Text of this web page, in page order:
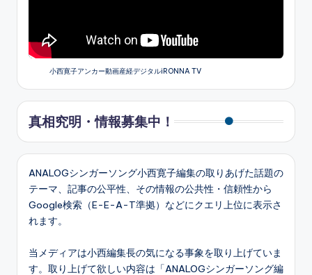
小西寛子アンカー動画産経デジタルiRONNA TV
真相究明・情報募集中！
ANALOGシンガーソング小西寛子編集の取りあげた話題の
テーマ、記事の公平性、その情報の公共性・信頼性から
Google検索（E-E-A-T準拠）などにクエリ上位に表示さ
れます。
当メディアは小西編集長の気になる事象を取り上げていま
す。取り上げて欲しい内容は「ANALOGシンガーソング編